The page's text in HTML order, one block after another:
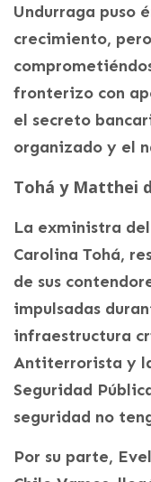
Undurraga puso
crecimiento,
fronterizo con
el secreto
organizado y el
Tohá y Matthei
La exministra
Carolina Tohá,
de sus
impulsadas
infraestructura
Antiterrorista y
Seguridad
seguridad no
Por su parte,